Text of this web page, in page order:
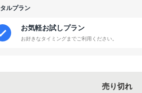
ルプラン
お気軽お試しプラン
お好きなタイミングまでご利用ください。
売り切れ